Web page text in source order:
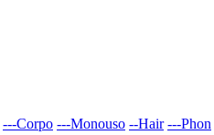
---Corpo ---Monouso --Hair ---Phon